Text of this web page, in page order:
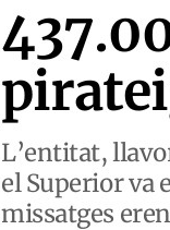
L’entitat,
el Superior va
missatges